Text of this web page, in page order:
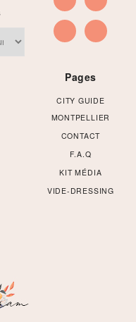
Pages
CITY GUIDE
MONTPELLIER
CONTACT
F.A.Q
KIT MÉDIA
VIDE-DRESSING